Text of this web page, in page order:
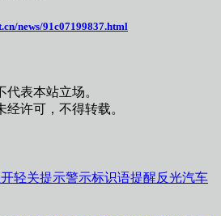
news/91c07199837.html
表本站立场。
许可，不得转载。
轻关提示警示标识语提醒反光汽车